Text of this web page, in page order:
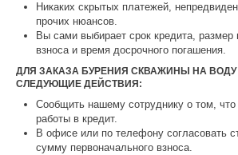
Никаких скрытых платежей,
прочих нюансов.
Вы сами выбирает срок кредита, размер
взноса и время досрочного погашения.
ДЛЯ ЗАКАЗА БУРЕНИЯ СКВАЖИНЫ НА
СЛЕДУЮЩИЕ ДЕЙСТВИЯ:
Сообщить нашему сотруднику о том, что
работы в кредит.
В офисе или по телефону согласовать
сумму первоначального взноса.